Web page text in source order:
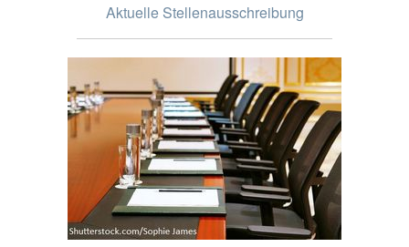
Aktuelle Stellenausschreibung